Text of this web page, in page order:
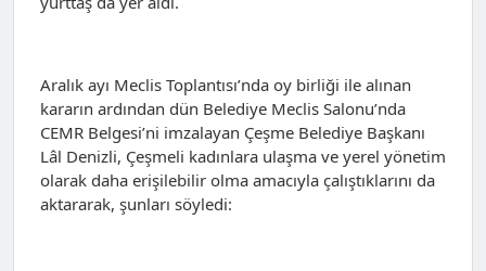
Aralık ayı Meclis Toplantısı’nda oy birliği ile alınan
kararın ardından dün Belediye Meclis Salonu’nda
CEMR Belgesi’ni imzalayan Çeşme Belediye Başkanı
Lâl Denizli, Çeşmeli kadınlara ulaşma ve yerel yönetim
olarak daha erişilebilir olma amacıyla çalıştıklarını da
aktararak, şunları söyledi: